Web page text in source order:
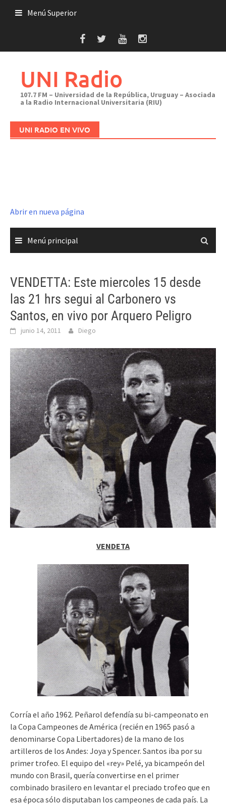
Menú Superior
UNI Radio
107.7 FM – Universidad de la República, Uruguay – Asociada
a la Radio Internacional Universitaria (RIU)
UNI RADIO EN VIVO
Abrir en nueva página
Menú principal
VENDETTA: Este miercoles 15 desde
las 21 hrs segui al Carbonero vs
Santos, en vivo por Arquero Peligro
junio 14, 2011 Diego
VENDETA
Corría el año 1962. Peñarol defendía su bi-campeonato en
la Copa Campeones de América (recién en 1965 pasó a
denominarse Copa Libertadores) de la mano de los
artilleros de los Andes: Joya y Spencer. Santos iba por su
primer trofeo. El equipo del «rey» Pelé, ya bicampeón del
mundo con Brasil, quería convertirse en el primer
combinado brasilero en levantar el preciado trofeo que en
esa época sólo disputaban los campeones de cada país. La